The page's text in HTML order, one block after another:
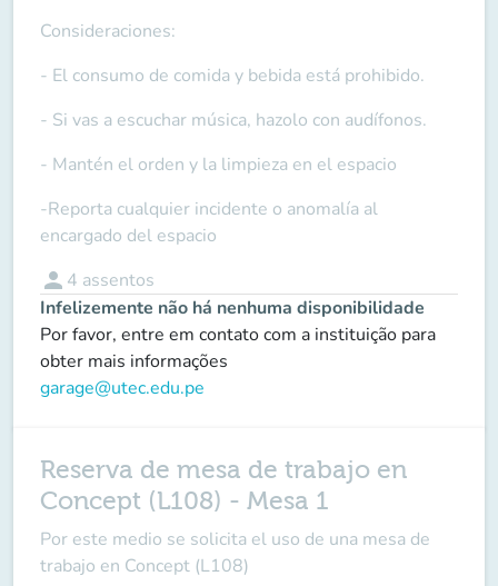
Consideraciones:
- El consumo de comida y bebida está prohibido.
- Si vas a escuchar música, hazolo con audífonos.
- Mantén el orden y la limpieza en el espacio
-Reporta cualquier incidente o anomalía al
encargado del espacio
person 4 assentos
Infelizemente não há nenhuma disponibilidade
Por favor, entre em contato com a instituição para
obter mais informações
garage@utec.edu.pe
Reserva de mesa de trabajo en
Concept (L108) - Mesa 1
Por este medio se solicita el uso de una mesa de
trabajo en Concept (L108)